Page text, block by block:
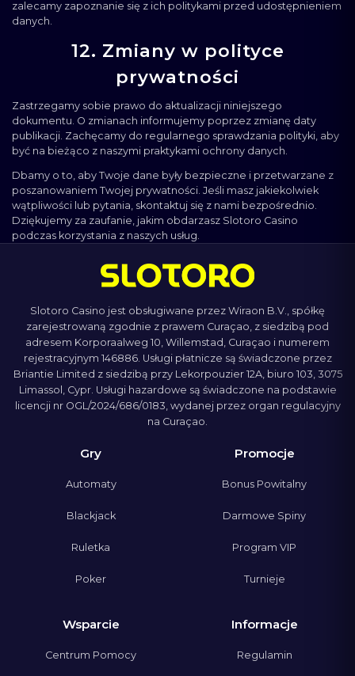
zalecamy zapoznanie się z ich politykami przed udostępnieniem
danych.
12. Zmiany w polityce
prywatności
Zastrzegamy sobie prawo do aktualizacji niniejszego
dokumentu. O zmianach informujemy poprzez zmianę daty
publikacji. Zachęcamy do regularnego sprawdzania polityki, aby
być na bieżąco z naszymi praktykami ochrony danych.
Dbamy o to, aby Twoje dane były bezpieczne i przetwarzane z
poszanowaniem Twojej prywatności. Jeśli masz jakiekolwiek
wątpliwości lub pytania, skontaktuj się z nami bezpośrednio.
Dziękujemy za zaufanie, jakim obdarzasz Slotoro Casino
podczas korzystania z naszych usług.
Slotoro Casino jest obsługiwane przez Wiraon B.V., spółkę
zarejestrowaną zgodnie z prawem Curaçao, z siedzibą pod
adresem Korporaalweg 10, Willemstad, Curaçao i numerem
rejestracyjnym 146886. Usługi płatnicze są świadczone przez
Briantie Limited z siedzibą przy Lekorpouzier 12A, biuro 103, 3075
Limassol, Cypr. Usługi hazardowe są świadczone na podstawie
licencji nr OGL/2024/686/0183, wydanej przez organ regulacyjny
na Curaçao.
Gry
Automaty
Blackjack
Ruletka
Poker
Promocje
Bonus Powitalny
Darmowe Spiny
Program VIP
Turnieje
Wsparcie
Centrum Pomocy
Informacje
Regulamin